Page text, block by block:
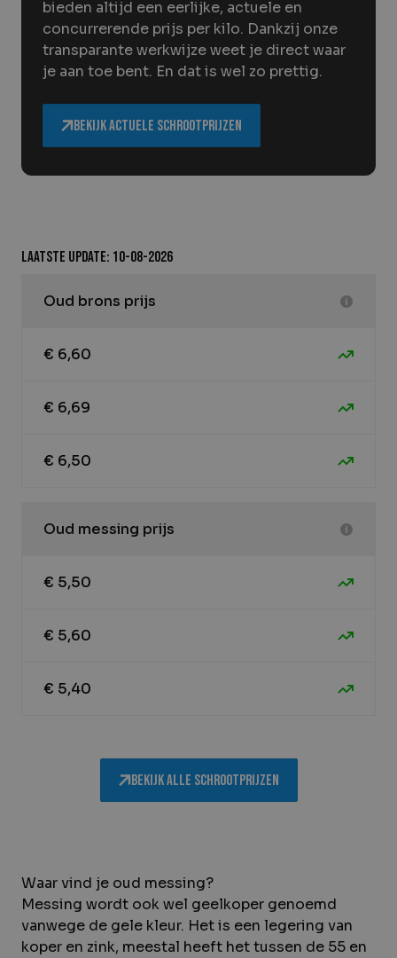
bieden altijd een eerlijke, actuele en
concurrerende prijs per kilo. Dankzij onze
transparante werkwijze weet je direct waar
je aan toe bent. En dat is wel zo prettig.
Bekijk actuele schrootprijzen
Laatste update: 10-08-2026
Oud brons prijs
€ 6,60
€ 6,69
€ 6,50
Oud messing prijs
€ 5,50
€ 5,60
€ 5,40
Bekijk alle schrootprijzen
Waar vind je oud messing?
Messing wordt ook wel geelkoper genoemd
vanwege de gele kleur. Het is een legering van
koper en zink, meestal heeft het tussen de 55 en